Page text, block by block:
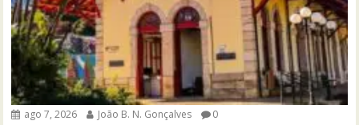
ago 7, 2026 João B. N. Gonçalves 0